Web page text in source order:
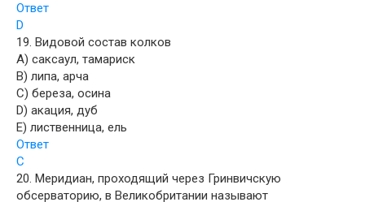
Ответ
D
19. Видовой состав колков
A) саксаул, тамариск
B) липа, арча
C) береза, осина
D) акация, дуб
E) лиственница, ель
Ответ
C
20. Меридиан, проходящий через Гринвичскую
обсерваторию, в Великобритании называют